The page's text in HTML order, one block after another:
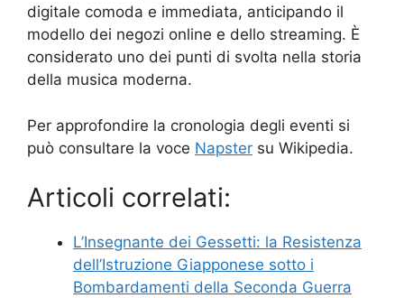
digitale comoda e immediata, anticipando il
modello dei negozi online e dello streaming. È
considerato uno dei punti di svolta nella storia
della musica moderna.
Per approfondire la cronologia degli eventi si
può consultare la voce Napster su Wikipedia.
Articoli correlati:
L’Insegnante dei Gessetti: la Resistenza
dell’Istruzione Giapponese sotto i
Bombardamenti della Seconda Guerra